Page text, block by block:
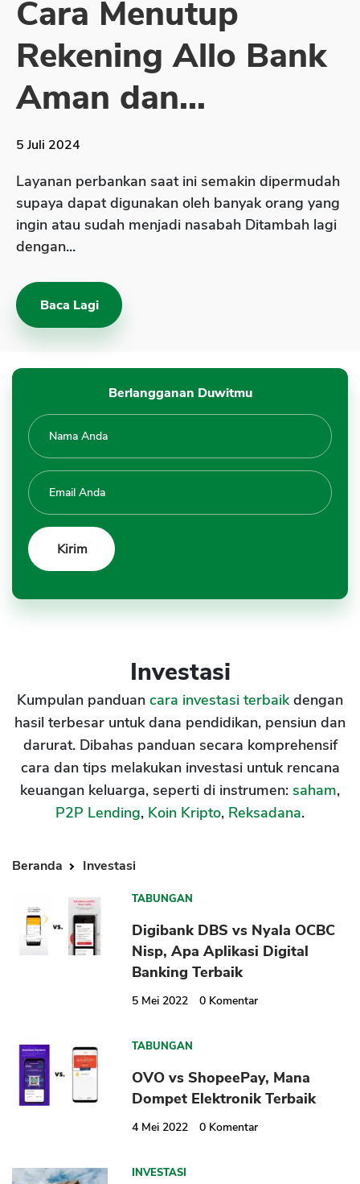
Sekuritas Saham
Bank Digital
Crypto
Assets Crypto
Asuransi Jiwa
Asuransi Kesehatan
Asuransi Syariah
Cara Menutup
Rekening Allo Bank
Aman dan...
5 Juli 2024
Layanan perbankan saat ini semakin dipermudah
supaya dapat digunakan oleh banyak orang yang
ingin atau sudah menjadi nasabah Ditambah lagi
dengan...
Baca Lagi
Berlangganan Duwitmu
Investasi
Kumpulan panduan cara investasi terbaikdengan
hasil terbesar untuk dana pendidikan, pensiun dan
darurat. Dibahas panduan secara komprehensif
cara dan tips melakukan investasi untuk rencana
keuangan keluarga, seperti di instrumen: saham,
P2P Lending, Koin Kripto, Reksadana.
Beranda Investasi
TABUNGAN
Digibank DBS vs Nyala OCBC
Nisp, Apa Aplikasi Digital
Banking Terbaik
5 Mei 2022 0 Komentar
TABUNGAN
OVO vs ShopeePay, Mana
Dompet Elektronik Terbaik
4 Mei 2022 0 Komentar
INVESTASI